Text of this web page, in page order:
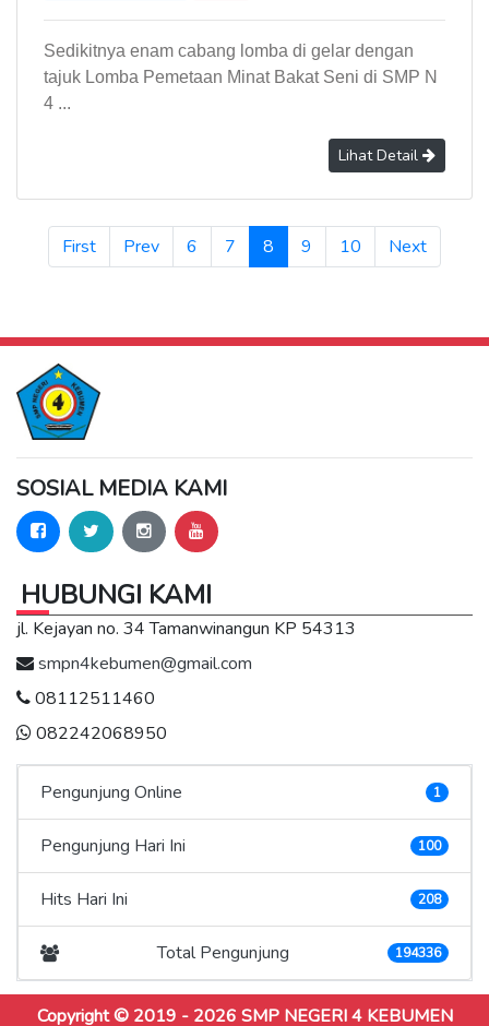
Sedikitnya enam cabang lomba di gelar dengan
tajuk Lomba Pemetaan Minat Bakat Seni di SMP N
4 ...
Lihat Detail
First Prev 6 7 8 (current)
9 10 Next
SOSIAL MEDIA KAMI
HUBUNGI KAMI
jl. Kejayan no. 34 Tamanwinangun KP 54313
smpn4kebumen@gmail.com
08112511460
082242068950
Pengunjung Online 1
Pengunjung Hari Ini 100
Hits Hari Ini 208
Total Pengunjung 194336
Copyright © 2019 - 2026 SMP NEGERI 4 KEBUMEN